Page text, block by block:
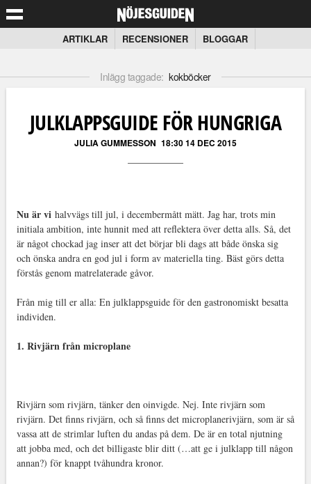
ARTIKLAR RECENSIONER BLOGGAR
Inlägg taggade: kokböcker
JULKLAPPSGUIDE FÖR HUNGRIGA
JULIA GUMMESSON 18:30 14 DEC 2015
Nu är vi halvvägs till jul, i decembermått mätt. Jag har, trots min
initiala ambition, inte hunnit med att reflektera över detta alls. Så, det
är något chockad jag inser att det börjar bli dags att både önska sig
och önska andra en god jul i form av materiella ting. Bäst görs detta
förstås genom matrelaterade gåvor.
Från mig till er alla: En julklappsguide för den gastronomiskt besatta
individen.
1. Rivjärn från microplane
Rivjärn som rivjärn, tänker den oinvigde. Nej. Inte rivjärn som
rivjärn. Det finns rivjärn, och så finns det microplanerivjärn, som är så
vassa att de strimlar luften du andas på dem. De är en total njutning
att jobba med, och det billigaste blir ditt (…att ge i julklapp till någon
annan?) för knappt tvåhundra kronor.